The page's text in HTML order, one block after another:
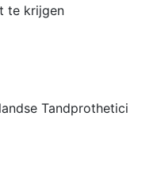
te krijgen
Tandprothetici